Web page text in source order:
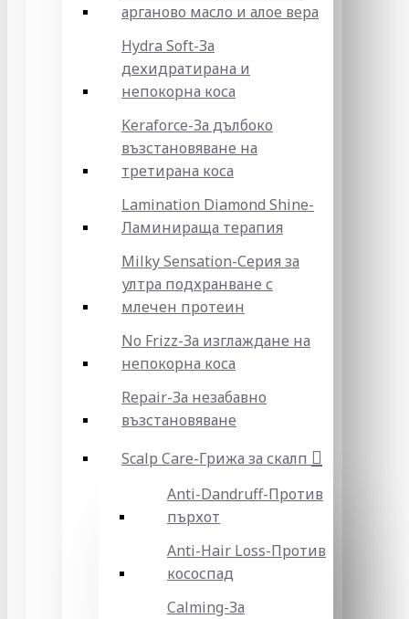
арганово масло и алое вера
Hydra Soft-За
дехидратирана и
непокорна коса
Keraforce-За дълбоко
възстановяване на
третирана коса
Lamination Diamond Shine-
Ламинираща терапия
Milky Sensation-Серия за
ултра подхранване с
млечен протеин
No Frizz-За изглаждане на
непокорна коса
Repair-За незабавно
възстановяване
Scalp Care-Грижа за скалп
Anti-Dandruff-Против
пърхот
Anti-Hair Loss-Против
кососпад
Calming-За